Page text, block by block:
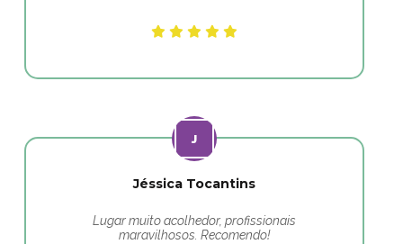
Jéssica Tocantins
Lugar muito acolhedor, profissionais
maravilhosos. Recomendo!